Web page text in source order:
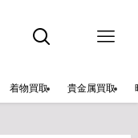
着物買取 貴金属買取